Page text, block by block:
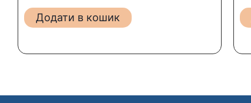
Додати в кошик